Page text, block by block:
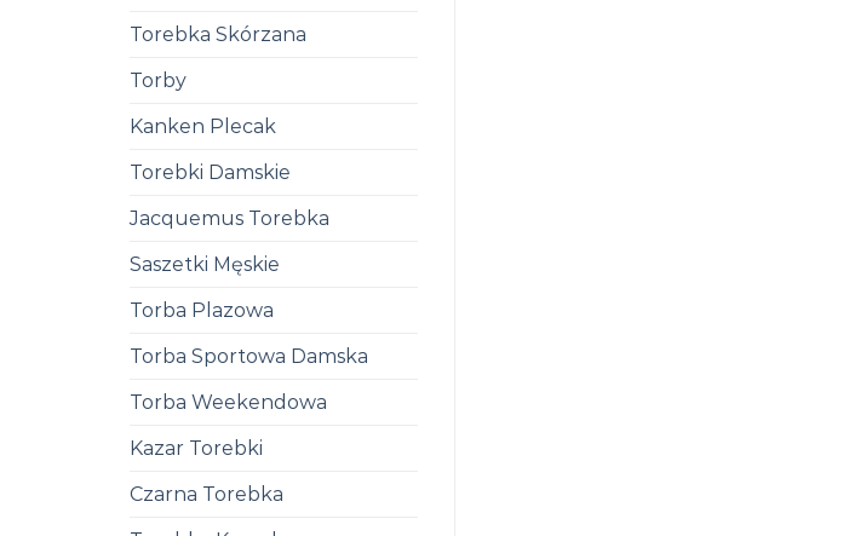
Torebka Skórzana
Torby
Kanken Plecak
Torebki Damskie
Jacquemus Torebka
Saszetki Męskie
Torba Plazowa
Torba Sportowa Damska
Torba Weekendowa
Kazar Torebki
Czarna Torebka